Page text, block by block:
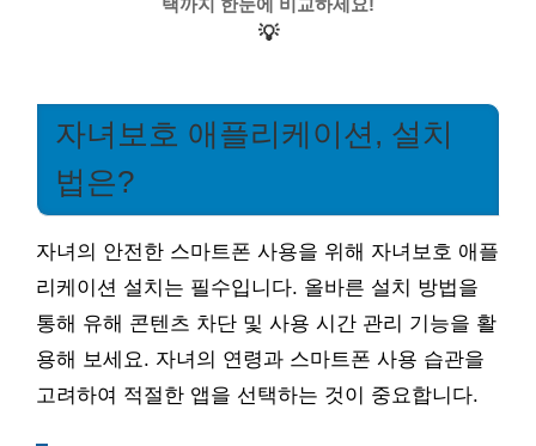
💡
자녀보호 애플리케이션, 설치
법은?
자녀의 안전한 스마트폰 사용을 위해 자녀보호 애플
리케이션 설치는 필수입니다. 올바른 설치 방법을
통해 유해 콘텐츠 차단 및 사용 시간 관리 기능을 활
용해 보세요. 자녀의 연령과 스마트폰 사용 습관을
고려하여 적절한 앱을 선택하는 것이 중요합니다.